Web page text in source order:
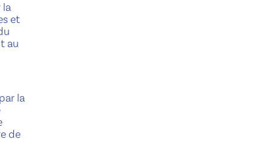
la
et
au
la
de